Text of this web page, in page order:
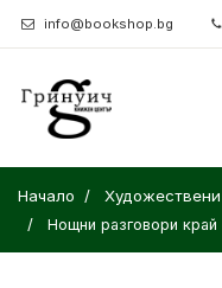
info@bookshop.bg
Начало
Нощни разговори край